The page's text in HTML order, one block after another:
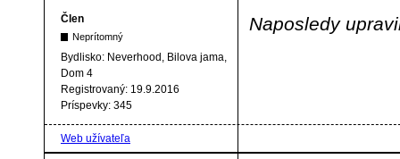
Člen
Neprítomný
Bydlisko: Neverhood, Bilova jama,
Dom 4
Registrovaný: 19.9.2016
Príspevky: 345
Naposledy
Web užívateľa